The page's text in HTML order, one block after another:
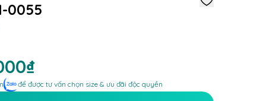
0055
để được tư vấn chọn size & ưu đãi độc quyền